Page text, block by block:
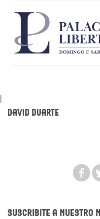
|
David Duarte
Suscribite a nuestro